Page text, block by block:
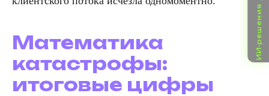
Математика
катастрофы:
итоговые цифры